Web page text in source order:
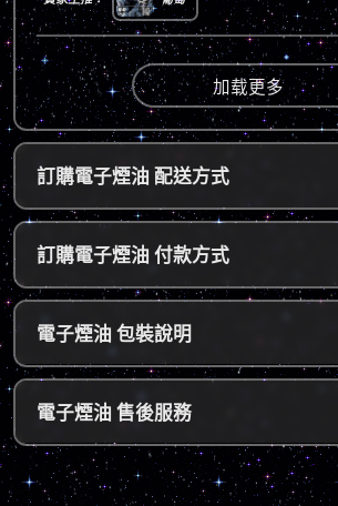
加载更多
訂購電子煙油 配送方式
台灣本島：
a. 黑貓宅配：訂單成立後，
～5個工作天內可送達指定地
b. 7-11便利店：訂單成立
2～5個工作天內可送達指定
延。遇異常出貨情況，將另
*提示1：線上支付成功並至
對證件，取貨人必須是商品
人，收件人請勿使用暱稱
取貨。
訂購電子煙油 付款方式
貨到付款：
使用貨到付款方式只需於配
款項以新台幣現金的方式繳
款。
超商付款：
訂單送達門市後，會寄送簡
超商告知門市人員您訂購時
後三碼，並付款取貨。
電子煙油 包裝說明
隱密包裝：
由於台灣法律政策原因，包
物，謝謝理解。
電子煙油 售後服務
退換貨原則 包裹拆封請全程錄影，已確